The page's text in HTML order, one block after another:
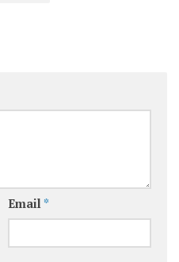
Email *